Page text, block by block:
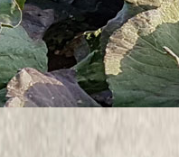
zajednice Grada Poreča.